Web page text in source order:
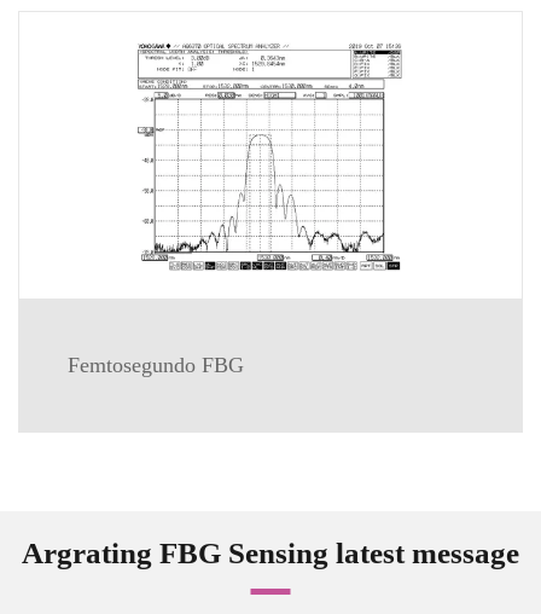
Femtosegundo FBG
Argrating FBG Sensing latest message